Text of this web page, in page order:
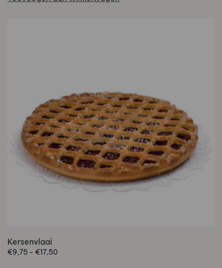
Kersenvlaai
€9,75 - €17,50Prijsklasse: